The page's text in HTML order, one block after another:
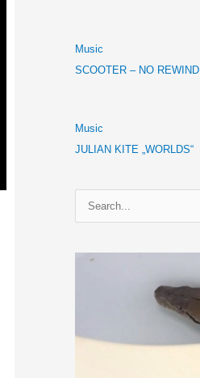
Music
SCOOTER – NO REWIND
Music
JULIAN KITE „WORLDS“
u